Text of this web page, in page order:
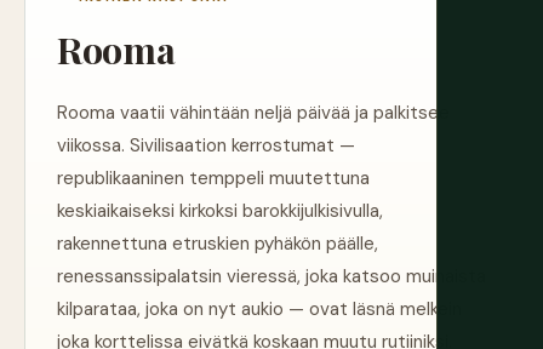
Rooma
Rooma vaatii vähintään neljä päivää ja palkitsee
viikossa. Sivilisaation kerrostumat —
republikaaninen temppeli muutettuna
keskiaikaiseksi kirkoksi barokkijulkisivulla,
rakennettuna etruskien pyhäkön päälle,
renessanssipalatsin vieressä, joka katsoo muinaista
kilparataa, joka on nyt aukio — ovat läsnä melkein
joka korttelissa eivätkä koskaan muutu rutiiniksi.